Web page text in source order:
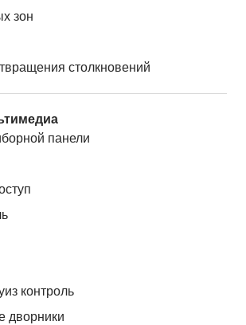
зон
столкновений
панели
контроль
дворники